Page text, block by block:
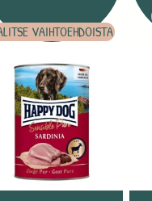
VAIHTOEHDOISTA